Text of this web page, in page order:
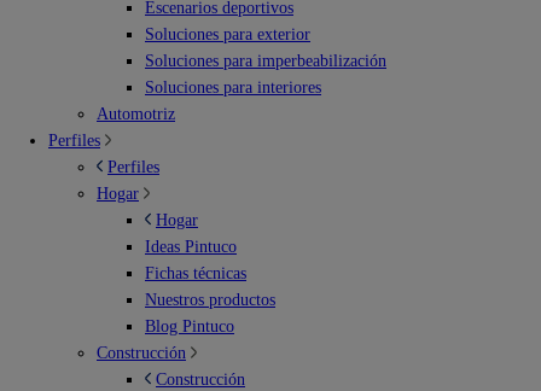
Escenarios deportivos
Soluciones para exterior
Soluciones para imperbeabilización
Soluciones para interiores
Automotriz
Perfiles
Perfiles
Hogar
Hogar
Ideas Pintuco
Fichas técnicas
Nuestros productos
Blog Pintuco
Construcción
Construcción